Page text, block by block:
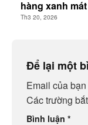
hàng xanh
Th3 20, 2026
Để lại một
Email của
Các trường
Bình luận *